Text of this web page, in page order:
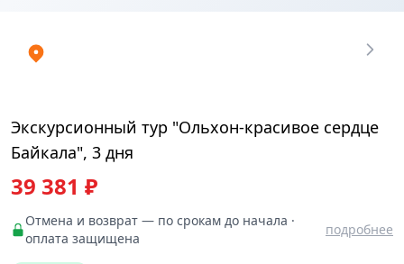
Экскурсионный тур "Ольхон-красивое сердце
Байкала", 3 дня
39 381 ₽
Отмена и возврат — по срокам до начала ·
оплата защищена
подробнее